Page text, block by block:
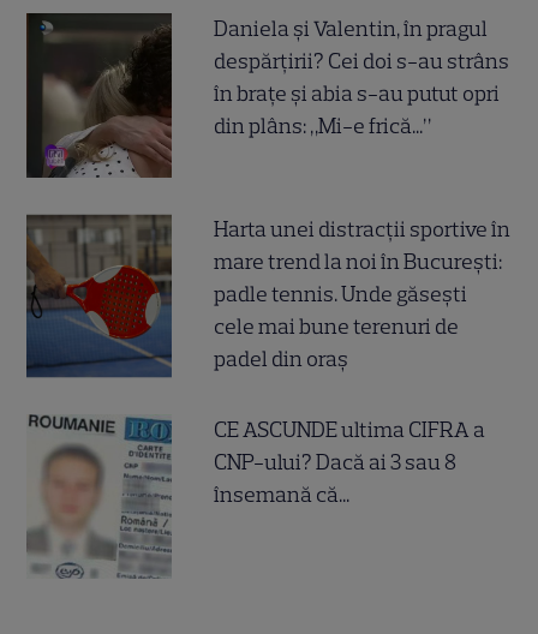
Daniela și Valentin, în pragul
despărțirii? Cei doi s-au strâns
în brațe și abia s-au putut opri
din plâns: „Mi-e frică...”
Harta unei distracții sportive în
mare trend la noi în București:
padle tennis. Unde găsești
cele mai bune terenuri de
padel din oraș
CE ASCUNDE ultima CIFRA a
CNP-ului? Dacă ai 3 sau 8
însemană că...